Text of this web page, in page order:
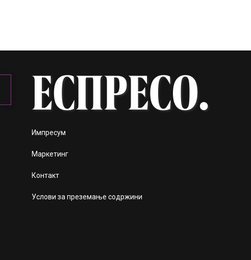
Импресум
Маркетинг
Контакт
Услови за преземање содржини